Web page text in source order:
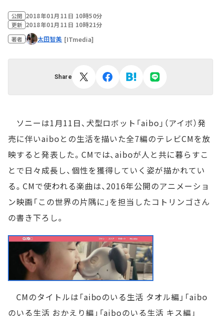
公開 2018年01月11日 10時50分
更新 2018年01月11日 10時21分
著者 太田智美 [ITmedia]
Share
ソニーは1月11日、犬型ロボット「aibo」（アイボ）発
売に伴いaiboとの生活を描いた全7編のテレビCMを放
映すると発表した。CMでは、aiboが人と共に暮らすこ
とで日々成長し、個性を獲得していく姿が描かれてい
る。CMで使われる楽曲は、2016年公開のアニメーショ
ン映画「この世界の片隅に」を担当したコトリンゴさん
の書き下ろし。
CMのタイトルは「aiboのいる生活 タオル編」「aibo
のいる生活 おかえり編」「aiboのいる生活 キス編」